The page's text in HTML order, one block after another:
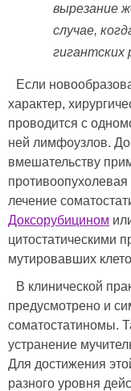
вырезание
случае,
гигантских
Если
характер,
проводится с
ней лимфоузлов.
вмешательству
противоопухолевая
лечение
Доксорубицином
цитостатическими
мутировавших
В клинической
предусмотрено и
соматостатиномы.
устранение
Для достижения
разного уровня